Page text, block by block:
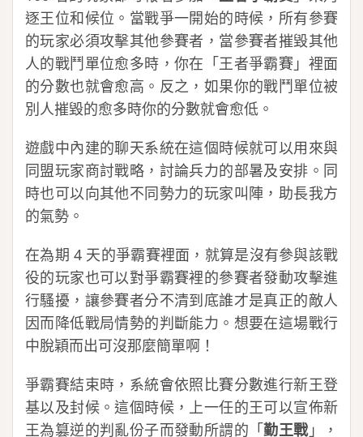
逐王位和候位。當戰爭一開始的時候，所有參賽
的玩家必須攻擊其他參賽者，當參賽者摧毀其他
人的戰鬥單位愈多時，你在「王者爭霸賽」裡面
的分數也就會愈高。反之，如果你的戰鬥單位被
別人摧毀的愈多時你的分數就會愈低。
遊戲中內建的聊天系統在這個時候就可以用來與
同盟玩家商討戰略，討論兵力的部暑及安排。同
時也可以向其他不同勢力的玩家叫陣，助長我方
的氣勢。
在為期 4 天的爭霸賽裡面，就算是沒有參與該戰
役的玩家也可以對爭霸賽裡的參賽者發動攻擊進
行騷擾，讓參賽者分不清到底誰才是真正的敵人
因而降低戰局情勢的判斷能力。想要在這場戰行
中脫穎而出可沒那麼簡單啊！
爭霸賽結束時，系統會依照比賽分數進行新王登
基以及封候。這個時候，上一任的王可以宣佈新
王為篡逆的判亂份子而發動所謂的「勤王戰」，